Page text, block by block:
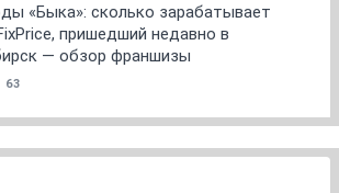
«Быка»: сколько зарабатывает
пришедший недавно в
— обзор франшизы
63